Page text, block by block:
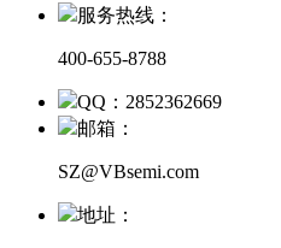
服务热线：
400-655-8788
QQ：2852362669
邮箱：
SZ@VBsemi.com
地址：